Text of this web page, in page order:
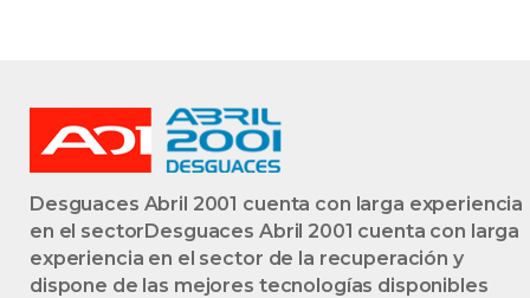
Desguaces Abril 2001 cuenta con larga experiencia
en el sectorDesguaces Abril 2001 cuenta con larga
experiencia en el sector de la recuperación y
dispone de las mejores tecnologías disponibles